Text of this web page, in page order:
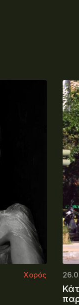
Χορός